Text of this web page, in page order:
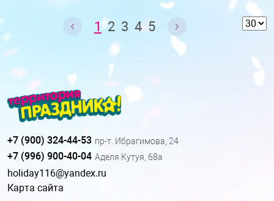
1 2 3 4 5
+7 (900) 324-44-53 пр-т. Ибрагимова, 24
+7 (996) 900-40-04 Аделя Кутуя, 68а
holiday116@yandex.ru
Карта сайта